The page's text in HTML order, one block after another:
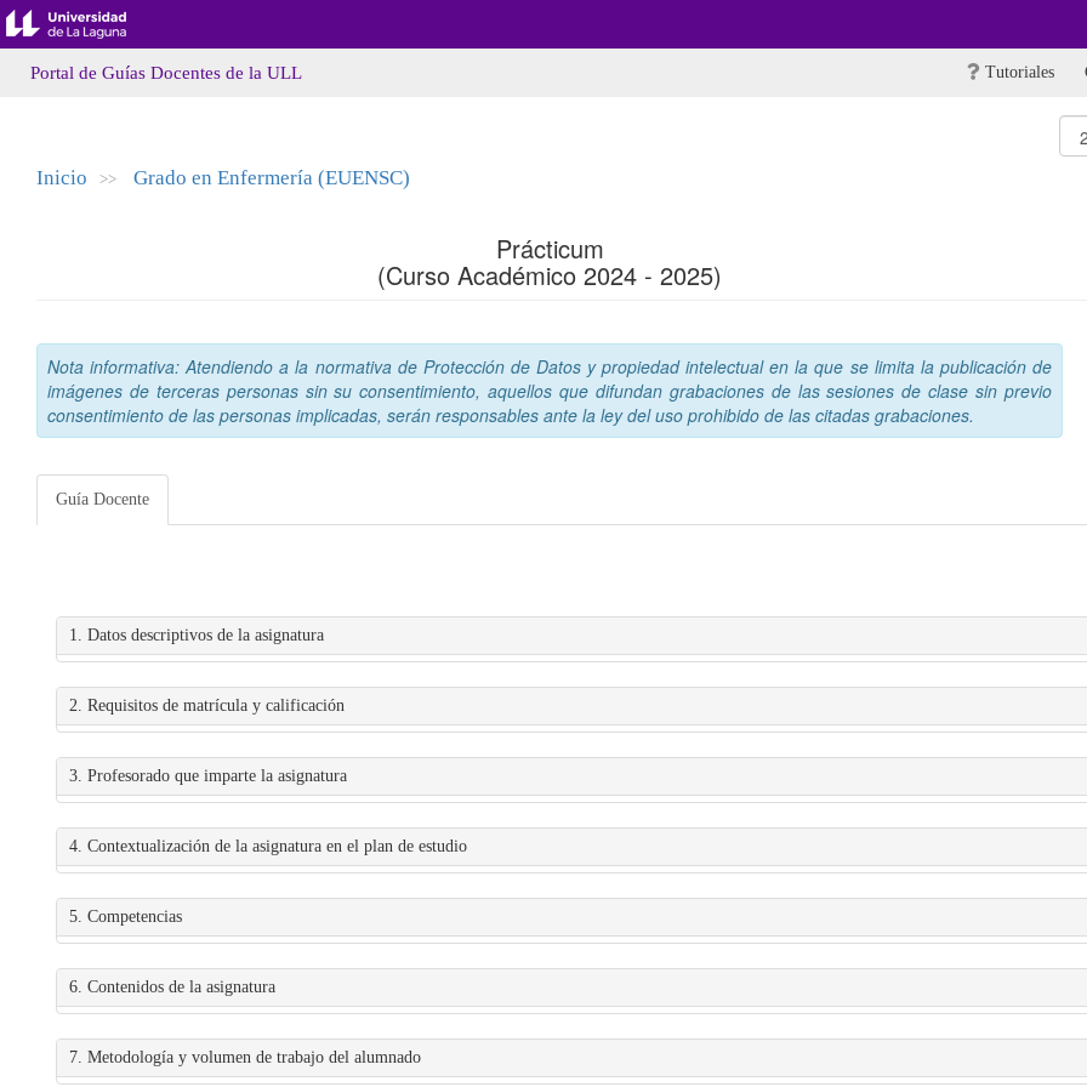
Portal de Guías Docentes de la ULL Tutoriales
Inicio >> Grado en Enfermería (EUENSC)
Prácticum
(Curso Académico 2024 - 2025)
Nota informativa: Atendiendo a la normativa de Protección de Datos y propiedad intelectual en la que se limita la publicación de
imágenes de terceras personas sin su consentimiento, aquellos que difundan grabaciones de las sesiones de clase sin previo
consentimiento de las personas implicadas, serán responsables ante la ley del uso prohibido de las citadas grabaciones.
Guía Docente
1. Datos descriptivos de la asignatura
2. Requisitos de matrícula y calificación
3. Profesorado que imparte la asignatura
4. Contextualización de la asignatura en el plan de estudio
5. Competencias
6. Contenidos de la asignatura
7. Metodología y volumen de trabajo del alumnado